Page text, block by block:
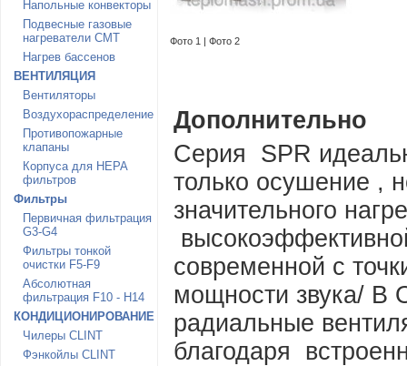
Напольные конвекторы
Подвесные газовые
нагреватели CMT
Нагрев бассенов
ВЕНТИЛЯЦИЯ
Вентиляторы
Воздухораспределение
Противопожарные
клапаны
Корпуса для HEPA
фильтров
Фильтры
Первичная фильтрация
G3-G4
Фильтры тонкой
очистки F5-F9
Абсолютная
фильтрация F10 - H14
КОНДИЦИОНИРОВАНИЕ
Чилеры CLINT
Фэнкойлы CLINT
Фото 1 | Фото 2
Дополнительно
Серия SPR
только осушение ,
значительного
современной с
мощности звука/ В
радиальные
благодаря